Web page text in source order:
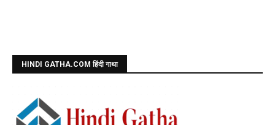
HINDI GATHA.COM हिंदी गाथा